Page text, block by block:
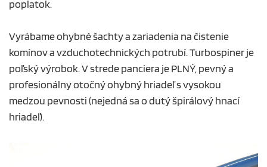
poplatok.
Vyrábame ohybné šachty a zariadenia na čistenie
komínov a vzduchotechnických potrubí. Turbospiner je
poľský výrobok. V strede panciera je PLNÝ, pevný a
profesionálny otočný ohybný hriadeľ s vysokou
medzou pevnosti (nejedná sa o dutý špirálový hnací
hriadeľ).